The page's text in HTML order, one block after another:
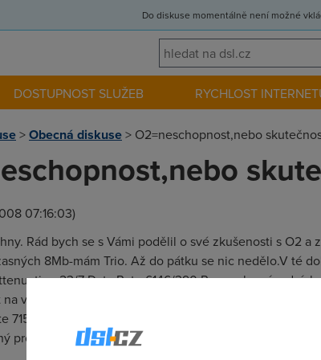
Do diskuse momentálně není možné
DOSTUPNOST SLUŽEB RYCHLOST
>Obecná diskuse> O2=neschopnost,nebo
07:16:03)
Rád bych se s Vámi podělil o své zkušenosti s O2
8Mb-mám Trio. Až do pátku se nic nedělo.V té
23/7 Data Rate 6146/390 Po mnoha
více než 7Mb včetně O2TV a že s tím nemůžou nic
7150/518 Myslíte si,že je to pravda,nebo je to jenom
problém neměl. Díky za všechny názory.